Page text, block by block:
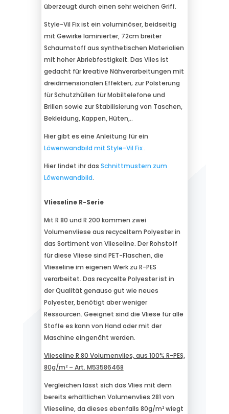
überzeugt durch einen sehr weichen Griff.
Style-Vil Fix ist ein voluminöser, beidseitig
mit Gewirke laminierter, 72cm breiter
Schaumstoff aus synthetischen Materialien
mit hoher Abriebfestigkeit. Das Vlies ist
gedacht für kreative Nähverarbeitungen mit
dreidimensionalen Effekten; zur Polsterung
für Schutzhüllen für Mobiltelefone und
Brillen sowie zur Stabilisierung von Taschen,
Bekleidung, Kappen, Hüten,..
Hier gibt es eine Anleitung für ein
Löwenwandbild mit Style-Vil Fix.
Hier findet ihr das Schnittmustern zum
Löwenwandbild.
Vlieseline R-Serie
Mit R 80 und R 200 kommen zwei
Volumenvliese aus recyceltem Polyester in
das Sortiment von Vlieseline. Der Rohstoff
für diese Vliese sind PET-Flaschen, die
Vlieseline im eigenen Werk zu R-PES
verarbeitet. Das recycelte Polyester ist in
der Qualität genauso gut wie neues
Polyester, benötigt aber weniger
Ressourcen. Geeignet sind die Vliese für alle
Stoffe es kann von Hand oder mit der
Maschine eingenäht werden.
Vlieseline R 80 Volumenvlies, aus 100% R-PES,
80g/m² – Art. M53586468
Vergleichen lässt sich das Vlies mit dem
bereits erhältlichen Volumenvlies 281 von
Vlieseline, da dieses ebenfalls 80g/m² wiegt